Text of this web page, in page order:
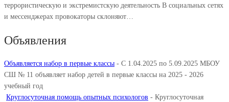
террористическую и экстремистскую деятельность В социальных сетях
и мессенджерах провокаторы склоняют…
Объявления
Объявляется набор в первые классы - С 1.04.2025 по 5.09.2025 МБОУ
СШ № 11 объявляет набор детей в первые классы на 2025 - 2026
учебный год
Круглосуточная помощь опытных психологов - Круглосуточная